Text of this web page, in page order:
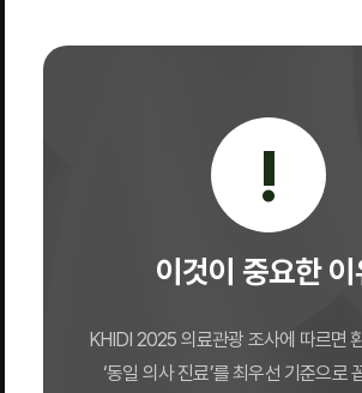
!
이것이 중요한 이
KHIDI 2025 의료관광 조사에 따르면
‘동일 의사 진료’를 최우선 기준으로